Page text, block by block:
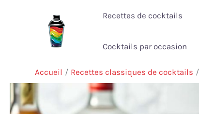
Recettes de cocktails
Cocktails par occasion
Accueil Recettes classiques de cocktails